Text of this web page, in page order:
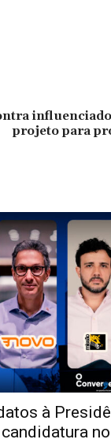
projeto para
à